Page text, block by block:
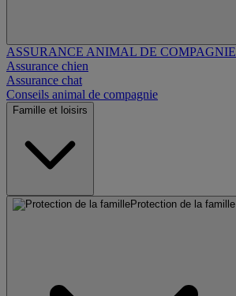
ASSURANCE ANIMAL DE COMPAGNIE
Assurance chien
Assurance chat
Conseils animal de compagnie
Famille et loisirs
Protection de la famille